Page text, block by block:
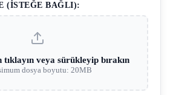
(İSTEĞE BAĞLI):
veya sürükleyip bırakın
dosya boyutu: 20MB